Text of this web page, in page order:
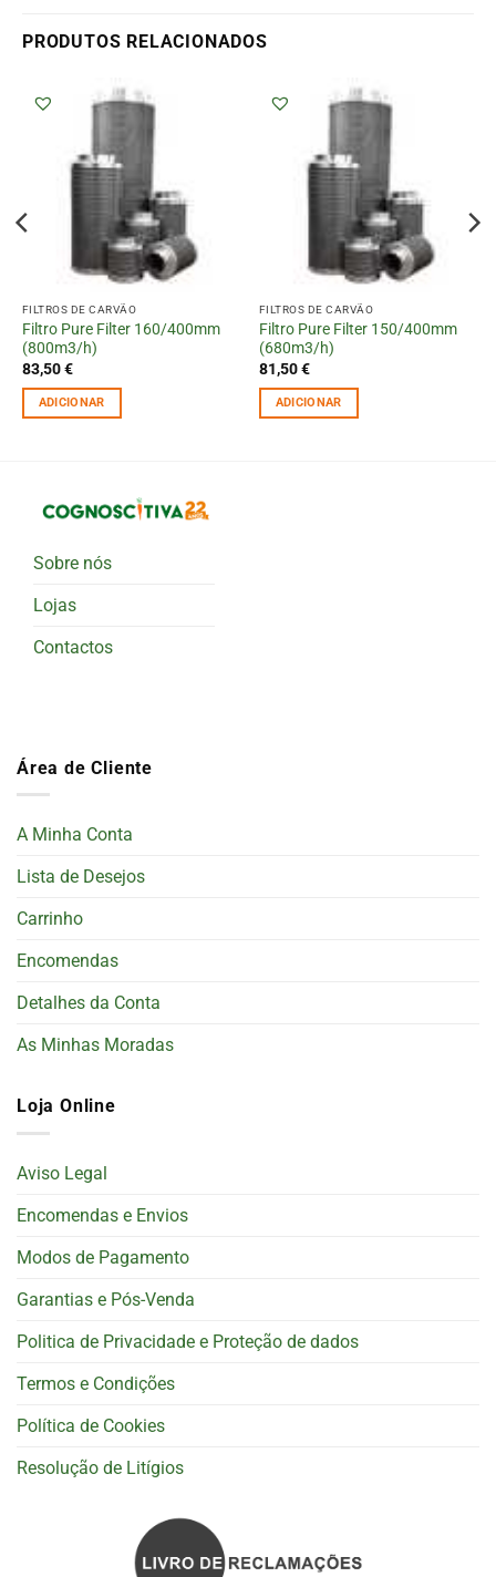
PRODUTOS RELACIONADOS
FILTROS DE CARVÃO
Filtro Pure Filter 160/400mm
(800m3/h)
83,50€
ADICIONAR
FILTROS DE CARVÃO
Filtro Pure Filter 150/400mm
(680m3/h)
81,50€
ADICIONAR
Sobre nós
Lojas
Contactos
Área de Cliente
A Minha Conta
Lista de Desejos
Carrinho
Encomendas
Detalhes da Conta
As Minhas Moradas
Loja Online
Aviso Legal
Encomendas e Envios
Modos de Pagamento
Garantias e Pós-Venda
Politica de Privacidade e Proteção de dados
Termos e Condições
Política de Cookies
Resolução de Litígios